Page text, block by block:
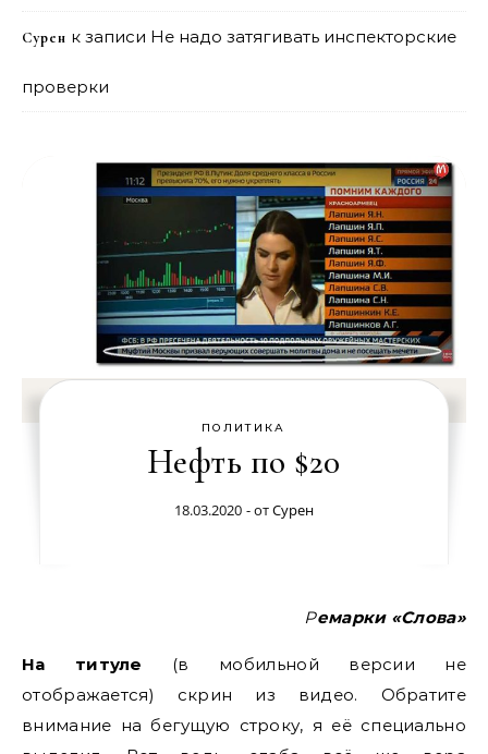
Сурен к записи Не надо затягивать инспекторские
проверки
ПОЛИТИКА
Нефть по $20
18.03.2020 - отСурен
Ремарки «Слова»
На титуле (в мобильной версии не
отображается) скрин из видео. Обратите
внимание на бегущую строку, я её специально